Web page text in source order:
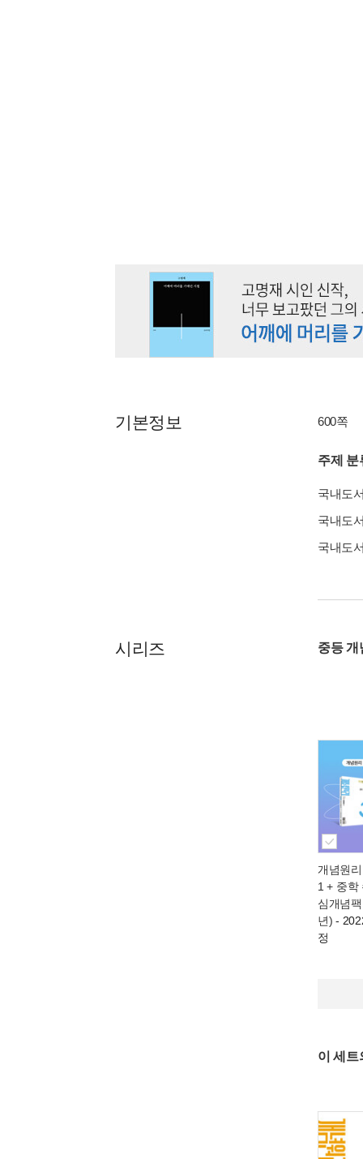
기본정보 600쪽
주제 분
국내도
국내도
국내도
시리즈 중등 개
개념원
1 + 중학
심개념
년) -
정
이 세트